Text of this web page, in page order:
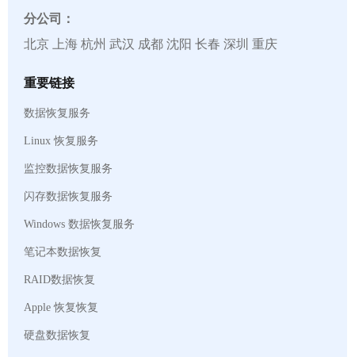
分公司：
北京 上海 杭州 武汉 成都 沈阳 长春 深圳 重庆
重要链接
数据恢复服务
Linux 恢复服务
监控数据恢复服务
闪存数据恢复服务
Windows 数据恢复服务
笔记本数据恢复
RAID数据恢复
Apple 恢复恢复
硬盘数据恢复